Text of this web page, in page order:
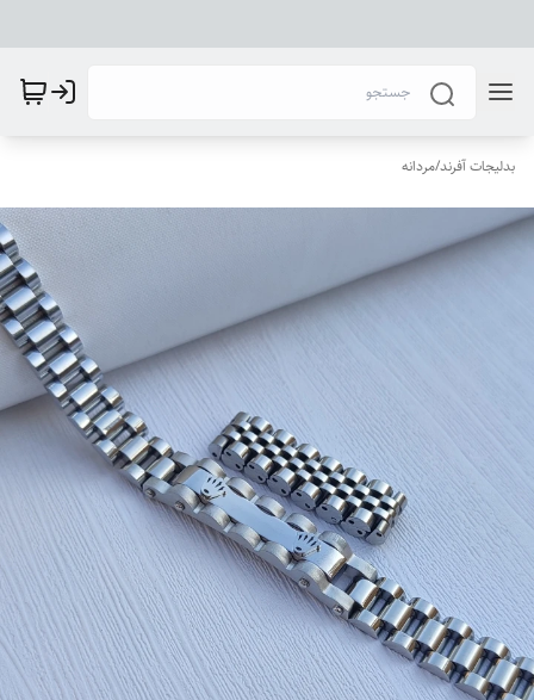
بدلیجات آفرند/مردانه